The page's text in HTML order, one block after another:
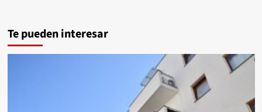
Te pueden interesar